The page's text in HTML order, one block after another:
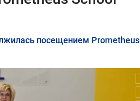
посещением Prometheus